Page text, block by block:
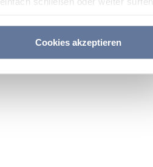
Cookies akzeptieren